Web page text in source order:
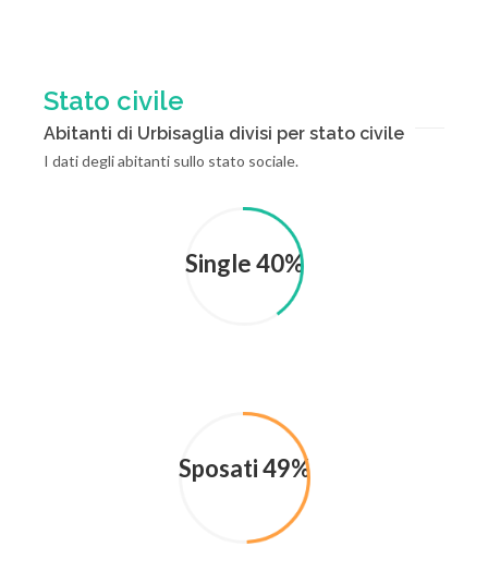
Stato civile
Abitanti di Urbisaglia divisi per stato civile
I dati degli abitanti sullo stato sociale.
Single 40%
Sposati 49%